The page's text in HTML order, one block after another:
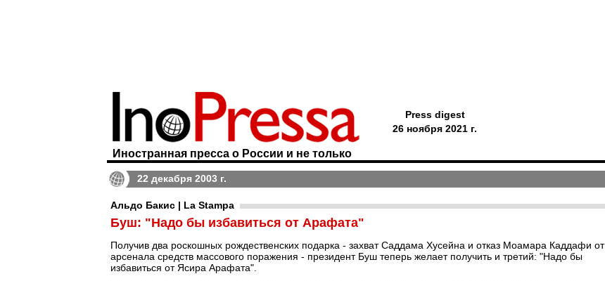
Иностранная пресса о России и не только
Press digest
26 ноября 2021 г.
22 декабря 2003 г.
Альдо Бакис | La Stampa
Буш: "Надо бы избавиться от Арафата"
Получив два роскошных рождественских подарка - захват Саддама Хусейна и отказ Моамара Каддафи от
арсенала средств массового поражения - президент Буш теперь желает получить и третий: "Надо бы
избавиться от Ясира Арафата".